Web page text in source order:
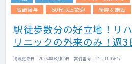
だいておりま
高額給与
60代以上歓迎 綺麗な施設
駅徒歩数分の好立地！リ
リニックの外来のみ！週3
掲載更新日 : 2026年08月05日 案件番号 : 24-JT005647